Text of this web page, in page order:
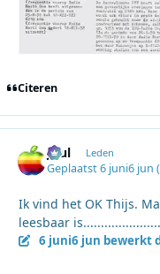
Citeren
Juul Leden
Geplaatst6 juni6 jun
Ik vind het OK Thijs.
leesbaar
6 juni6 jun bewerkt